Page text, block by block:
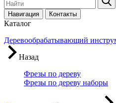
Навигация Контакты
Каталог
Деревообрабатывающий
Назад
Фрезы по дереву
Фрезы по дереву наборы